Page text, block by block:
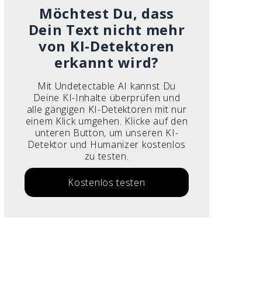
Möchtest Du, dass
Dein Text nicht mehr
von KI-Detektoren
erkannt wird?
Mit Undetectable AI kannst Du
Deine KI-Inhalte überprüfen und
alle gängigen KI-Detektoren mit nur
einem Klick umgehen. Klicke auf den
unteren Button, um unseren KI-
Detektor und Humanizer kostenlos
zu testen.
Kostenlos testen